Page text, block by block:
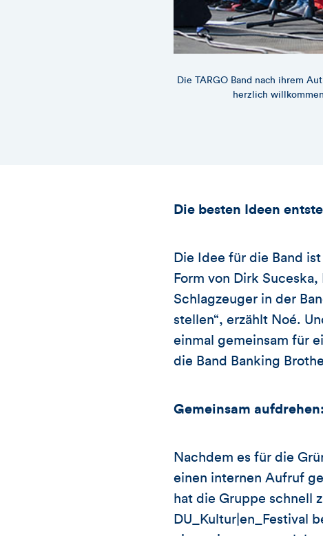
Die TARGO Band nach ihrem
herzlich
Die besten Ideen
Die Idee für die Band
Form von Dirk
Schlagzeuger in der
stellen“, erzählt Noé.
einmal gemeinsam für
die Band Banking
Gemeinsam
Nachdem es für die
einen internen Aufruf
hat die Gruppe schnell
DU_Kultur|en_Festival